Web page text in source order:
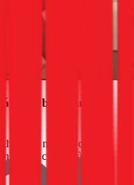
rửa bát chuyên
kinh nghiệm của
nhanh chóng và gọn